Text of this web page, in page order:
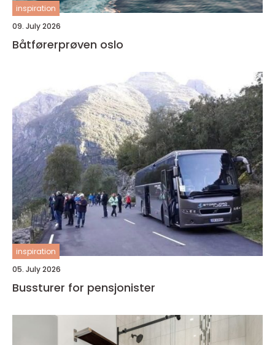
inspiration
09. July 2026
Båtførerprøven oslo
inspiration
05. July 2026
Bussturer for pensjonister